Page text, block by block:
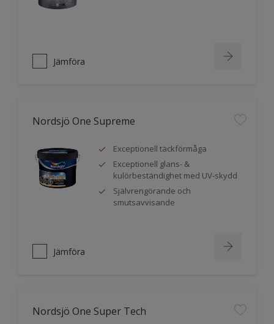
Jämföra
Nordsjö One Supreme
Exceptionell täckförmåga
Exceptionell glans- &
kulörbeständighet med UV-skydd
Självrengörande och
smutsavvisande
Jämföra
Nordsjö One Super Tech